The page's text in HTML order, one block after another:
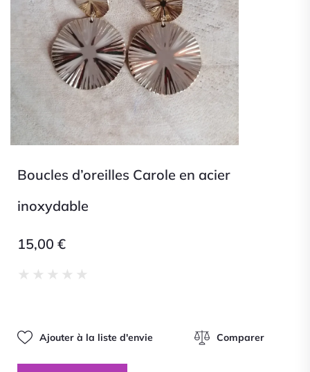
Boucles d’oreilles Carole en acier
inoxydable
15,00 €
★ ★ ★ ★ ★
Ajouter à la liste d'envie Comparer